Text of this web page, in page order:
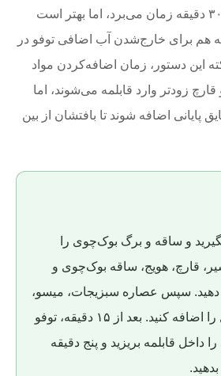
پخت سوپ حدود ۲۵ تا ۳۰ دقیقه زمان می‌برد، اما بهتر است
شروع، ۲۰ دقیقه هم برای خارج‌شدن آب اضافی توفو در
این دستور، زمان اضافه‌کردن مواد
زودتر وارد قابلمه می‌شوند، اما
پایانی اضافه شوند تا بافتشان از بین
و ساقه و برگ بوک‌چوی را
قارچ، هویج، ساقه بوک‌چوی و
دهید. سپس عصاره سبزیجات، میسو،
سس سویا و زنجبیل را اضافه کنید. بعد از ۱۵ دقیقه، توفو
قابلمه بریزید و پنج دقیقه